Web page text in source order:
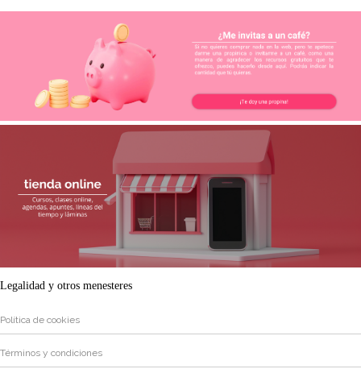
Legalidad y otros menesteres
Política de cookies
Términos y condiciones